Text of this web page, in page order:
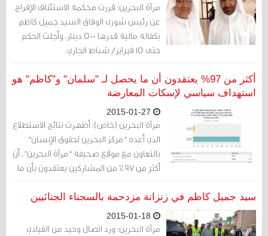
مرآة البحرين: قررت محكمة الاستئناف الإفراج
عن رئيس شورى الوفاق السيد جميل كاظم
بكفالة مالية قدرها 500 دينار، وأجلت الحكم
حتى 15 فبراير/ شباط الجاري.
أكثر من 97% يعتقدون أن ما يحصل لـ "سلمان" و"كاظم" هو
استهداف سياسي لإسكات المعارضة
مرآة البحرين (خاص): أظهرت نتائج الاستطلاع
الذي أعده "مركز البحرين لحقوق الإنسان"
بالتعاون مع موقع صحيفة "مرآة البحرين"، أن
أكثر من 97% من المشاركين يعتقدون بأن ما
جرى بحق أمين عام "الوفاق" الشيخ علي
سلمان، ورئيس شورى "الوفاق" السيد جميل
كاظم .
سيد جميل كاظم في زنزانة مزدحمة بالسجناء الجنائيين
مرآة البحرين: ورد اتصال وحيد من القيادي